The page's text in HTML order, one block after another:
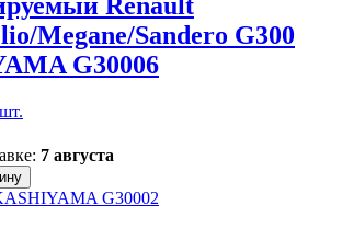
Megane/Sandero G300
G30006
7 августа